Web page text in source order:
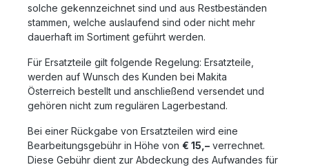
solche gekennzeichnet sind und aus Restbeständen
stammen, welche auslaufend sind oder nicht mehr
dauerhaft im Sortiment geführt werden.
Für Ersatzteile gilt folgende Regelung: Ersatzteile,
werden auf Wunsch des Kunden bei Makita
Österreich bestellt und anschließend versendet und
gehören nicht zum regulären Lagerbestand.
Bei einer Rückgabe von Ersatzteilen wird eine
Bearbeitungsgebühr in Höhe von € 15,– verrechnet.
Diese Gebühr dient zur Abdeckung des Aufwandes für